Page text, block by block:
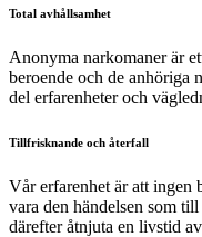
Total avhållsamhet
Anonyma narkomaner är
beroende och de anhöriga
del erfarenheter och
Tillfrisknande och återfall
Vår erfarenhet är att ingen
vara den händelsen som
därefter åtnjuta en livstid